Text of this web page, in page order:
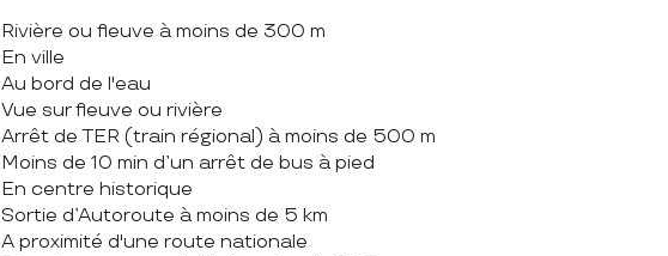
Rivière ou fleuve à moins de 300 m
En ville
Au bord de l'eau
Vue sur fleuve ou rivière
Arrêt de TER (train régional) à moins de 500 m
Moins de 10 min d’un arrêt de bus à pied
En centre historique
Sortie d’Autoroute à moins de 5 km
A proximité d'une route nationale